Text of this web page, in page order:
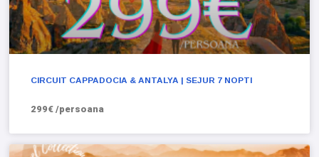
CIRCUIT CAPPADOCIA & ANTALYA | SEJUR 7 NOPTI
299€ /persoana